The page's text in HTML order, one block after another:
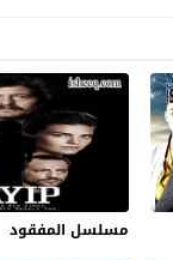
مسلسل المفقود